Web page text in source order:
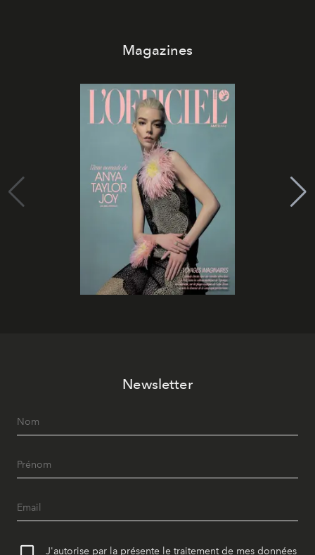
Magazines
Newsletter
J'autorise par la présente le traitement de mes données